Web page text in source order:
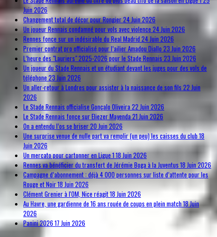
Juin 2026
Changement total de décor pour Rongier24 Juin 2026
Un joueur Rennais condamné pour vols avec violence 24 Juin 2026
Rennes fonce sur un indésirable du Real Madrid 24 Juin 2026
Premier contrat pro officialisé pour l’ailier Amadou Diallo 23 Juin 2026
L’heure des "Lauriers" 2025-2026 pour le Stade Rennais 23 Juin 2026
Un joueur du Stade Rennais et un étudiant devant les juges pour des vols de
téléphone 23 Juin 2026
Un aller-retour à Londres pour assister à la naissance de son fils 22 Juin
2026
Le Stade Rennais officialise Gonçalo Oliveira 22 Juin 2026
Le Stade Rennais fonce sur Eliezer Mayenda21 Juin 2026
On a entendu l’os se briser20 Juin 2026
Une surprise venue de nulle part va remplir (un peu) les caisses du club18
Juin 2026
Un mercato pour cartonner en Ligue 118 Juin 2026
Rennes va bénéficier du transfert de Jérémie Boga à la Juventus 18 Juin 2026
Campagne d’abonnement : déjà 4 000 personnes sur liste d’attente pour les
Rouge et Noir18 Juin 2026
Clément Grenier à l'OM, Nice réagit18 Juin 2026
Au Havre, une gardienne de 16 ans rouée de coups en plein match18 Juin
2026
Panini 2026 17 Juin 2026